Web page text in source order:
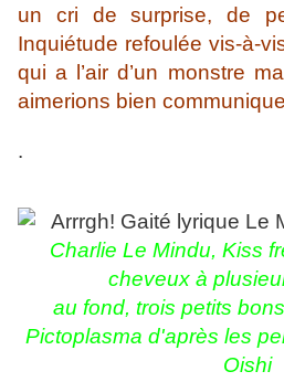
un cri de surprise, de
Inquiétude refoulée vis-à-
qui a l’air d’un monstre
aimerions bien
.
Charlie Le Mindu, Kiss
cheveux à
au fond, trois petits
Pictoplasma d'après les
Oishi